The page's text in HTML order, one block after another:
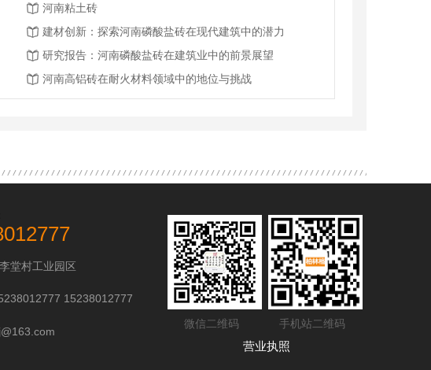
河南粘土砖
建材创新：探索河南磷酸盐砖在现代建筑中的潜力
研究报告：河南磷酸盐砖在建筑业中的前景展望
河南高铝砖在耐火材料领域中的地位与挑战
堂村工业园区
15238012777
微信二维码 手机站二维码
营业执照